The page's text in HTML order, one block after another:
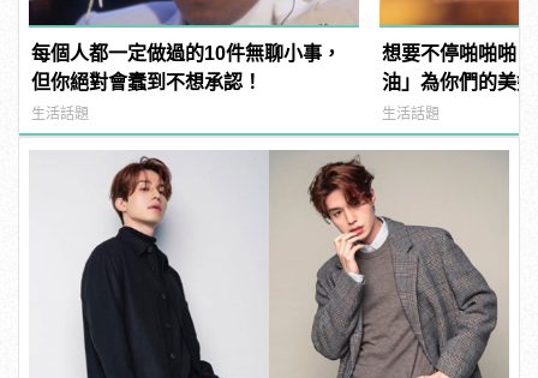
每個人都一定做過的10件無聊小事，
但你絕對會蠢到不想承認！
生活話題
想要不停啪啪啪
油」為你們的美
生活話題